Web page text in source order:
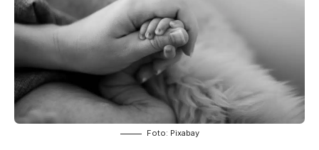
Foto: Pixabay